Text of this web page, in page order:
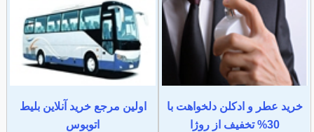
خرید عطر و ادکلن دلخواهت با
30% تخفیف از روژا
اولین مرجع خرید آنلاین بلیط
اتوبوس